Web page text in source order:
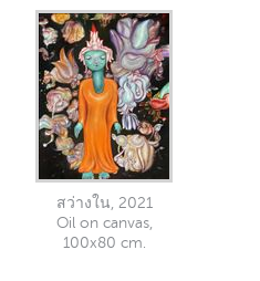
สว่างใน, 2021
Oil on canvas,
100x80 cm.